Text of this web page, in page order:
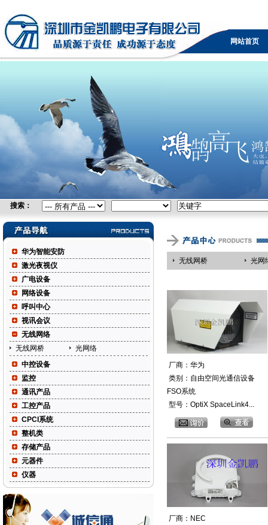
无线网桥，广电设备，可视电话，防火墙，KVM，负载
均衡，IPTV，视频采集卡，自由空间光通信，控制台服
务器
网站首页
搜索：
华为智能安防
激光夜视仪
广电设备
网络设备
呼叫中心
视讯会议
无线网络
无线网桥
光网络
中控设备
监控
通讯产品
工控产品
CPCI系统
整机类
存储产品
元器件
仪器
无线网桥 光网
厂商：华为
类别：自由空间光通信设备
FSO系统
型号：OptiX SpaceLink4...
厂商：NEC